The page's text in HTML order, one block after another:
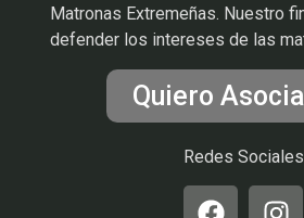
Matronas Extremeñas. Nuestro
defender los intereses de las
Quiero
Redes Sociales